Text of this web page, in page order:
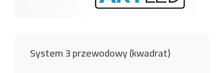
System 3 przewodowy (kwadrat)